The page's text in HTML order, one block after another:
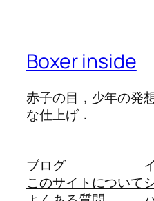
Boxer inside
赤子の目，少年の発
な仕上げ．
ブログ
このサイトについて